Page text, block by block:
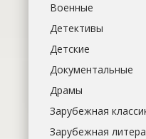
Военные
Детективы
Детские
Документальные
Драмы
Зарубежная
Зарубежная